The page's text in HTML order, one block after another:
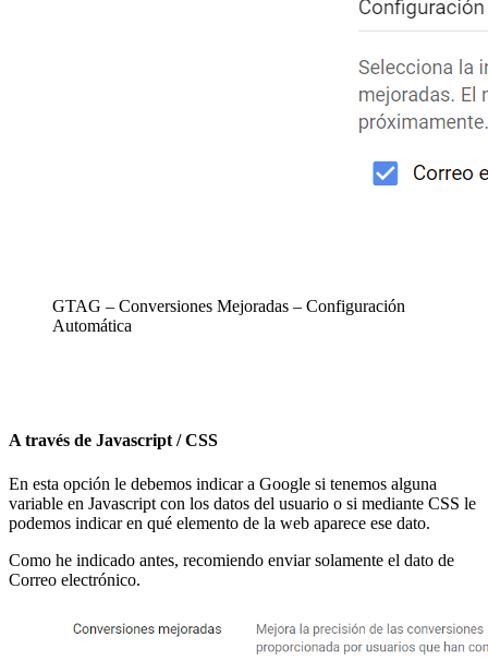
GTAG – Conversiones Mejoradas – Configuración
Automática
A través de Javascript / CSS
En esta opción le debemos indicar a Google si tenemos alguna
variable en Javascript con los datos del usuario o si mediante CSS le
podemos indicar en qué elemento de la web aparece ese dato.
Como he indicado antes, recomiendo enviar solamente el dato de
Correo electrónico.